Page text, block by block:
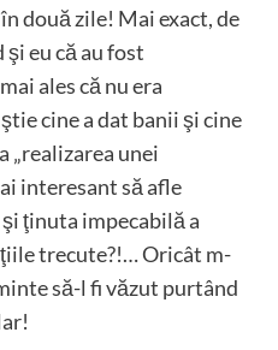
două zile! Mai exact, de
eu că au fost
ales că nu era
cine a dat banii şi cine
„realizarea unei
interesant să afle
ţinuta impecabilă a
trecute?!… Oricât m-
să-l fi văzut purtând